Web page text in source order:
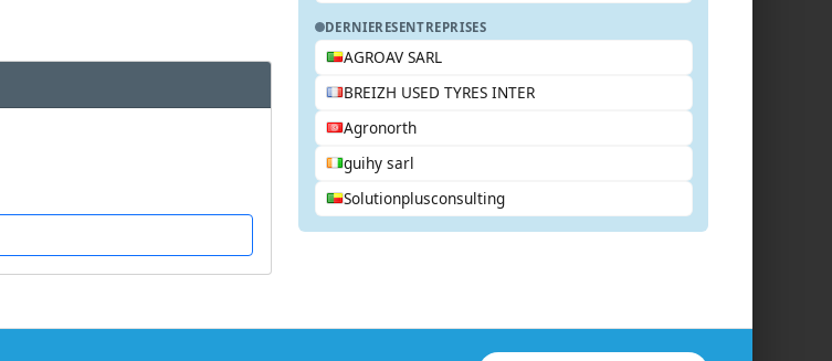
DERNIERESENTREPRISES
AGROAV SARL
BREIZH USED TYRES INTER
Agronorth
guihy sarl
Solutionplusconsulting